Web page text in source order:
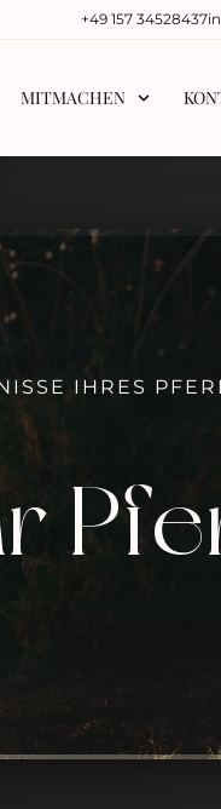
‭+49 157 34528437‬
MITMACHEN
IHRES